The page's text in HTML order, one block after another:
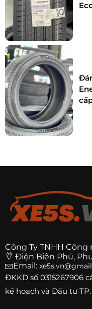
Công Ty TNHH Công
Điện Biên Phủ,
Email:
ĐKKD số 0315267906
kế hoạch và Đầu tư